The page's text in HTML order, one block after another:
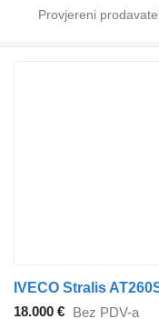
IVECO Stralis
18.000 € Bez PDV-a